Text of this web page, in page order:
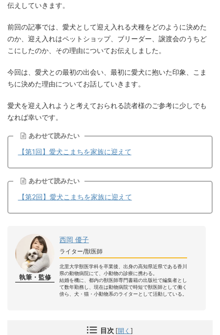
伝えしていきます。
前回の記事では、愛犬として迎え入れる犬種をどのように決めた
のか、迎え入れはペットショップ、ブリーダー、譲渡会のうちど
こにしたのか、その理由についてお伝えしました。
今回は、愛犬との最初の出会い、最初に愛犬に抱いた印象、こま
ちに決めた理由についてお話していきます。
愛犬を迎え入れようと考えておられる読者様のご参考に少しでも
なれば幸いです。
あわせて読みたい
【第1回】愛犬こまちを家族に迎えて
あわせて読みたい
【第2回】愛犬こまちを家族に迎えて
執筆・監修
西岡 優子
ライター/獣医師
北里大学獣医学科を卒業後、出身の高知県近県である香川
県の動物病院にて、小動物の診療に携わる。
結婚を機に、都内の獣医師専門書籍の出版社で編集者とし
て数年勤務し、現在は動物病院で時短で獣医師として働く
傍ら、犬・猫・小動物系のライターとして活動している。
目次 [開く ]